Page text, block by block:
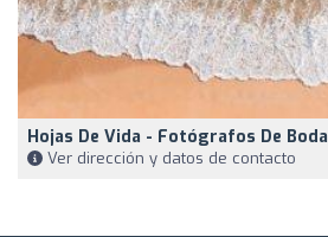
Hojas De Vida - Fotógrafos De Boda
Ver dirección y datos de contacto